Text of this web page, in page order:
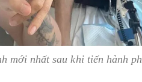
mới nhất sau khi tiến hành